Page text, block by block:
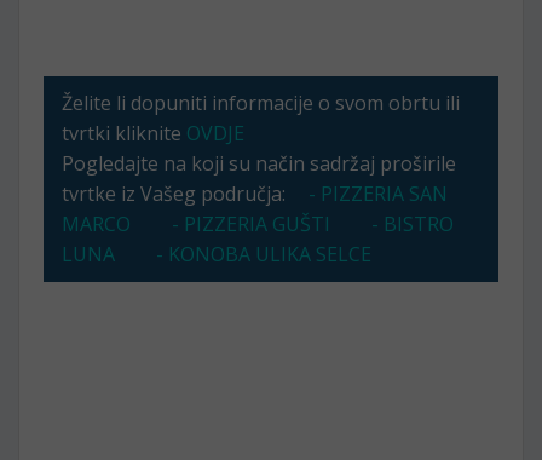
Želite li dopuniti informacije o svom obrtu ili
tvrtki kliknite OVDJE
Pogledajte na koji su način sadržaj proširile
tvrtke iz Vašeg područja:
- PIZZERIA SAN
MARCO
- PIZZERIA GUŠTI
- BISTRO
LUNA
- KONOBA ULIKA SELCE